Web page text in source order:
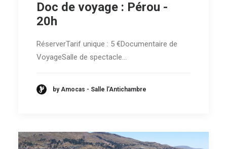
Doc de voyage : Pérou -
20h
RéserverTarif unique : 5 €Documentaire de
VoyageSalle de spectacle…
by Amocas - Salle l'Antichambre